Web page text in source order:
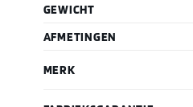
GEWICHT
AFMETINGEN
MERK